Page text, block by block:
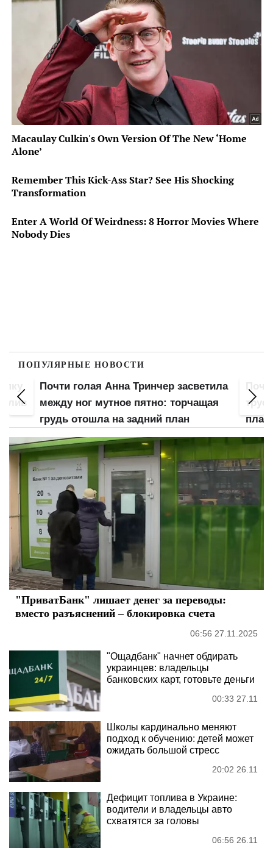
ПОПУЛЯРНЫЕ НОВОСТИ
Почти голая Леся Никитюк спустила
трусы и засветила грудь крупным
планом
нее
"ПриватБанк" лишает денег за переводы:
вместо разъяснений – блокировка счета
06:56 27.11.2025
"Ощадбанк" начнет обдирать
украинцев: владельцы
банковских карт, готовьте деньги
00:33 27.11
Школы кардинально меняют
подход к обучению: детей может
ожидать большой стресс
20:02 26.11
Дефицит топлива в Украине:
водители и владельцы авто
схватятся за головы
06:56 26.11